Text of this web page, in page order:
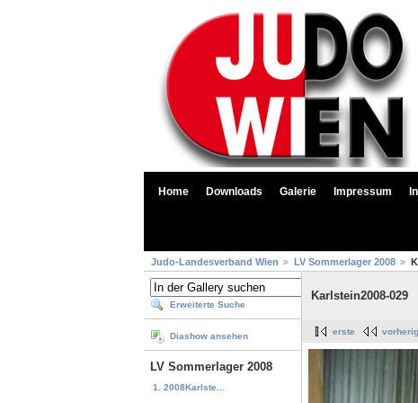
Home Downloads Galerie Impressum
Judo-Landesverband Wien LV Sommerlager 2008
Erweiterte Suche
Diashow ansehen
LV Sommerlager 2008
1. 2008Karlste...
Karlstein2008-029
erste